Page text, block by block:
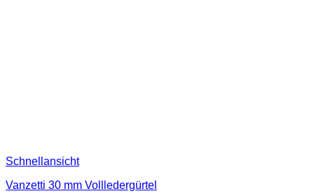
Schnellansicht
Vanzetti 30 mm Vollledergürtel